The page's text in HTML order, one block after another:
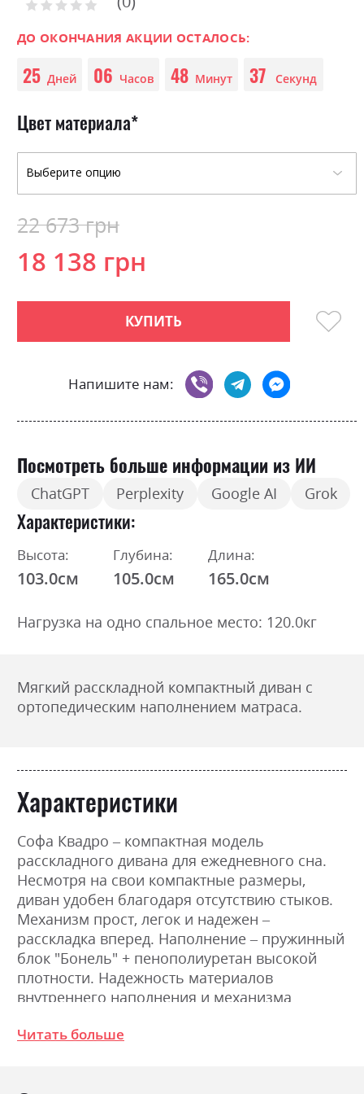
of
images
gallery
Рейтинг:
ДО ОКОНЧАНИЯ АКЦИИ ОСТАЛОСЬ:
25 Дней 06 Часов 48 Минут 37 Секунд
Цвет материала
18 138 грн
22 673 грн
КУПИТЬ
Напишите нам:
Посмотреть больше информации из ИИ
ChatGPT Perplexity Google AI Grok
Характеристики
Высота:
103.0см
Глубина:
105.0см
Длина:
165.0см
Нагрузка на одно спальное место: 120.0кг
Мягкий расскладной компактный диван с
ортопедическим наполнением матраса.
Характеристики
Софа Квадро – компактная модель
расскладного дивана для ежедневного сна.
Несмотря на свои компактные размеры,
диван удобен благодаря отсутствию стыков.
Механизм прост, легок и надежен –
расскладка вперед. Наполнение – пружинный
блок "Бонель" + пенополиуретан высокой
плотности. Надежность материалов
внутреннего наполнения и механизма
наслаждаться комфортом дивана долгие
Читать больше